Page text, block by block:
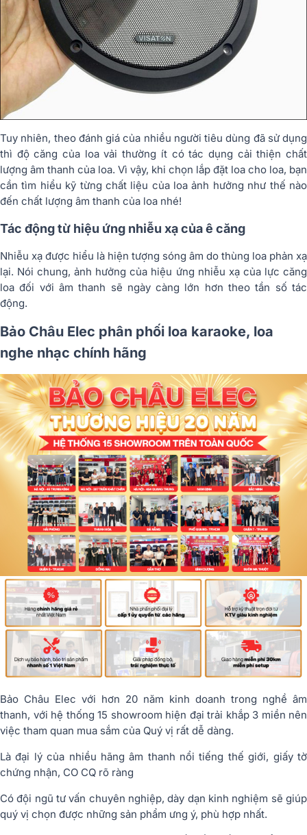
Tuy nhiên, theo đánh giá của nhiều người tiêu dùng đã sử dụng
thì độ căng của loa vải thường ít có tác dụng cải thiện chất
lượng âm thanh của loa. Vì vậy, khi chọn lắp đặt loa cho loa, bạn
cần tìm hiểu kỹ từng chất liệu của loa ảnh hưởng như thế nào
đến chất lượng âm thanh của loa nhé!
Tác động từ hiệu ứng nhiễu xạ của ê căng
Nhiễu xạ được hiểu là hiện tượng sóng âm do thùng loa phản xạ
lại. Nói chung, ảnh hưởng của hiệu ứng nhiễu xạ của lực căng
loa đối với âm thanh sẽ ngày càng lớn hơn theo tần số tác
động.
Bảo Châu Elec phân phối loa karaoke, loa
nghe nhạc chính hãng
Bảo Châu Elec với hơn 20 năm kinh doanh trong nghề âm
thanh, với hệ thống 15 showroom hiện đại trải khắp 3 miền nên
việc tham quan mua sắm của Quý vị rất dễ dàng.
Là đại lý của nhiều hãng âm thanh nổi tiếng thế giới, giấy tờ
chứng nhận, CO CQ rõ ràng
Có đội ngũ tư vấn chuyên nghiệp, dày dạn kinh nghiệm sẽ giúp
quý vị chọn được những sản phẩm ưng ý, phù hợp nhất.